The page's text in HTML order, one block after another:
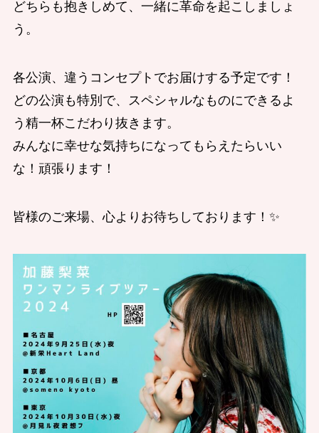
どちらも抱きしめて、一緒に革命を起こしましょ
う。
各公演、違うコンセプトでお届けする予定です！
どの公演も特別で、スペシャルなものにできるよ
う精一杯こだわり抜きます。
みんなに幸せな気持ちになってもらえたらいい
な！頑張ります！
皆様のご来場、心よりお待ちしております！✨